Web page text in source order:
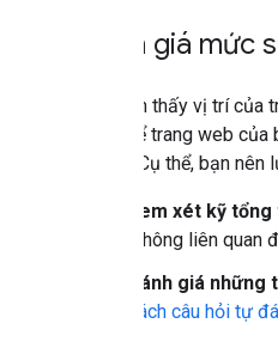
Đánh giá mức
Nếu bạn thấy vị trí
tổng thể trang web
không. Cụ thể, bạn
Xem xét kỹ
(không liên quan
Đánh giá
sách câu hỏi tự